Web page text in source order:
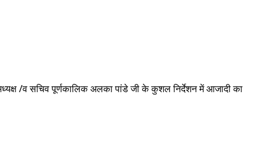
/व सचिव पूर्णकालिक अलका पांडे जी के कुशल निर्देशन में आजादी का